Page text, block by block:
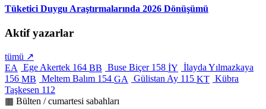
Tüketici Duygu Araştırmalarında 2026 Dönüşümü
Aktif yazarlar
tümü ↗
EA
Ege Akertek 164 BB Buse Biçer 158 İY İlayda Yılmazkaya
156 MB Meltem Balım 154 GA Gülistan Ay 115 KT Kübra
Taşkesen 112
▦ Bülten / cumartesi sabahları